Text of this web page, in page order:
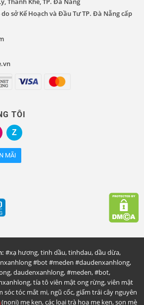
do sở Kế Hoạch và Đầu Tư TP. Đà Nẵng cấp
TÔI
MÃI
#xạ hương,tinh dầu,tinhdau,dầu dừa,
#bot #meden #daudenxanhlong,
,daudenxanhlong,#meden,#bot,
,tía tô viên mật ong rừng,viên mật
sóc tóc mắt mi, ngũ cốc,giấm trái cây nguyên
mẹ ken,các loại trà hoa mẹ ken,son mè